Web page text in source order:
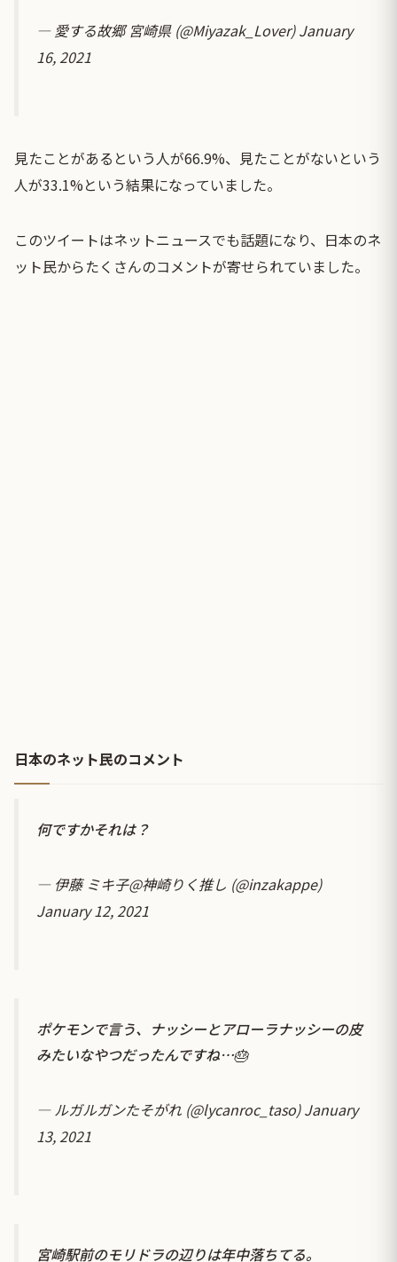
— 愛する故郷 宮崎県 (@Miyazak_Lover)January
16, 2021
見たことがあるという人が66.9%、見たことがないという
人が33.1%という結果になっていました。
このツイートはネットニュースでも話題になり、日本のネ
ット民からたくさんのコメントが寄せられていました。
日本のネット民のコメント
何ですかそれは？
— 伊藤 ミキ子@神崎りく推し (@inzakappe)
January 12, 2021
ポケモンで言う、ナッシーとアローラナッシーの皮
みたいなやつだったんですね…🎂
— ルガルガンたそがれ (@lycanroc_taso)January
13, 2021
宮崎駅前のモリドラの辺りは年中落ちてる。